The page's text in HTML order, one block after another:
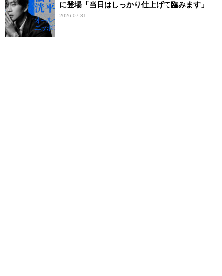
に登場「当日はしっかり仕上げて臨みます」
2026.07.31